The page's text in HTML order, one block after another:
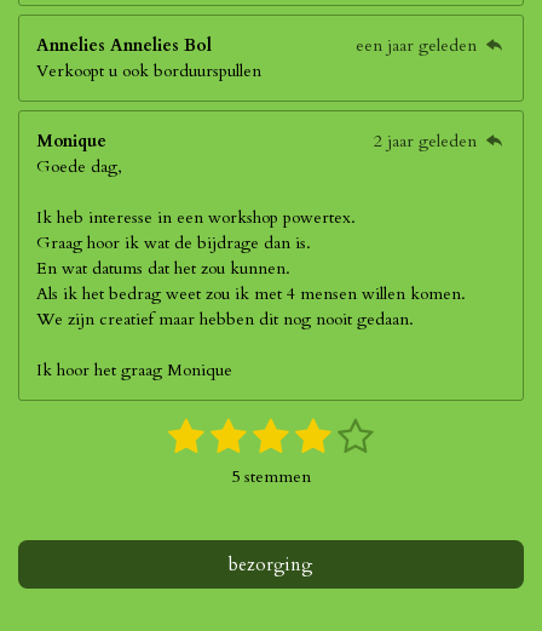
Annelies Annelies Bol
een jaar geleden
Verkoopt u ook borduurspullen
Monique
2 jaar geleden
Goede dag,
Ik heb interesse in een workshop powertex.
Graag hoor ik wat de bijdrage dan is.
En wat datums dat het zou kunnen.
Als ik het bedrag weet zou ik met 4 mensen willen komen.
We zijn creatief maar hebben dit nog nooit gedaan.
Ik hoor het graag Monique
:
1
e
r
2
e
r
3
s
e
r
4
s
e
r
5
e
r
e
5 stemmen
bezorging